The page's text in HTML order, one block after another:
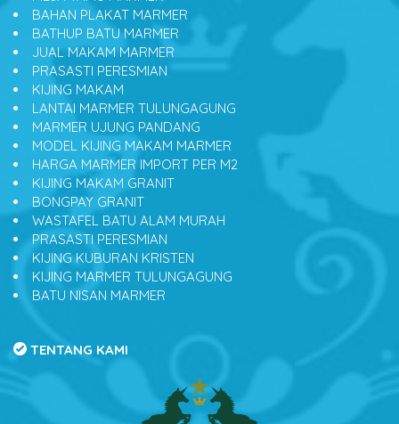
BAHAN PLAKAT MARMER
BATHUP BATU MARMER
JUAL MAKAM MARMER
PRASASTI PERESMIAN
KIJING MAKAM
LANTAI MARMER TULUNGAGUNG
MARMER UJUNG PANDANG
MODEL KIJING MAKAM MARMER
HARGA MARMER IMPORT PER M2
KIJING MAKAM GRANIT
BONGPAY GRANIT
WASTAFEL BATU ALAM MURAH
PRASASTI PERESMIAN
KIJING KUBURAN KRISTEN
KIJING MARMER TULUNGAGUNG
BATU NISAN MARMER
TENTANG KAMI